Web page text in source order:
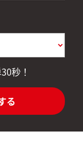
秒！
る